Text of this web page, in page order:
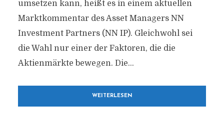
umsetzen kann, heißt es in einem aktuellen
Marktkommentar des Asset Managers NN
Investment Partners (NN IP). Gleichwohl sei
die Wahl nur einer der Faktoren, die die
Aktienmärkte bewegen. Die...
WEITERLESEN